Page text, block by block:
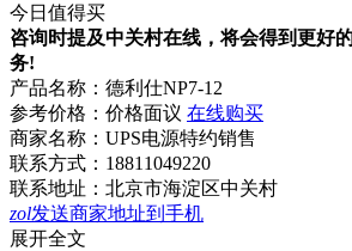
今日值得买
咨询时提及中关村在线，将会得到更好
务!
产品名称： 德利仕NP7-12
参考价格： 价格面议 在线购买
商家名称： UPS电源特约销售
联系方式： 18811049220
联系地址： 北京市海淀区中关村
zol发送商家地址到手机
展开全文